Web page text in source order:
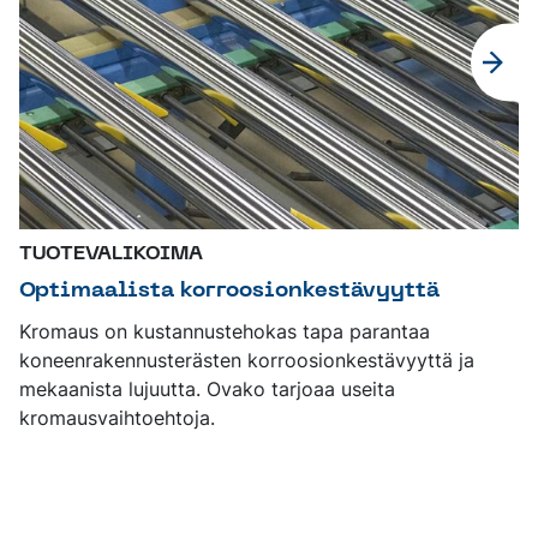
TUOTEVALIKOIMA
Optimaalista korroosionkestävyyttä
Kromaus on kustannustehokas tapa parantaa
koneenrakennusterästen korroosionkestävyyttä ja
mekaanista lujuutta. Ovako tarjoaa useita
kromausvaihtoehtoja.